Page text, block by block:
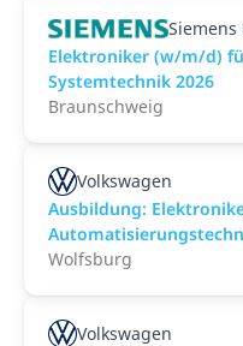
Elektroniker (w/m/d)
Systemtechnik 2026
Braunschweig
Volkswagen
Ausbildung:
Wolfsburg
Volkswagen